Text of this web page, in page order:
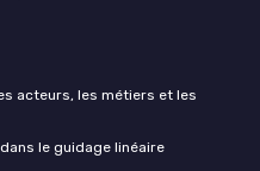
acteurs, les métiers et les
le guidage linéaire